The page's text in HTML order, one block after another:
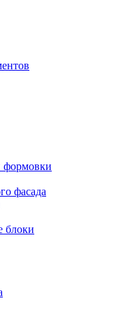
формовки
фасада
блоки